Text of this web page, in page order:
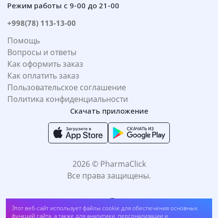
Этот веб-сайт использует файлы cookie для обеспечения основных
функций сайта, а также для аналитики, персонализации и
Режим работы с 9-00 до 21-00
+998(78) 113-13-00
Помощь
Вопросы и ответы
Как оформить заказ
Как оплатить заказ
Пользовательское соглашение
Политика конфиденциальности
Скачать приложение
2026 © PharmaClick
Все права защищены.